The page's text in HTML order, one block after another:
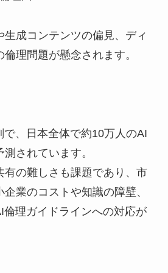
生成コンテンツの偏見、ディ
理問題が懸念されます。
、日本全体で約10万人のAI
されています。
有の難しさも課題であり、市
業のコストや知識の障壁、
理ガイドラインへの対応が